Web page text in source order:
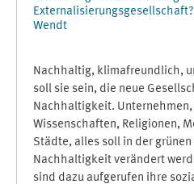
Wendt
Nachhaltig, klimafreundlich,
soll sie sein, die neue
Nachhaltigkeit.
Wissenschaften, Religionen,
Städte, alles soll in der
Nachhaltigkeit verändert
sind dazu aufgerufen ihre